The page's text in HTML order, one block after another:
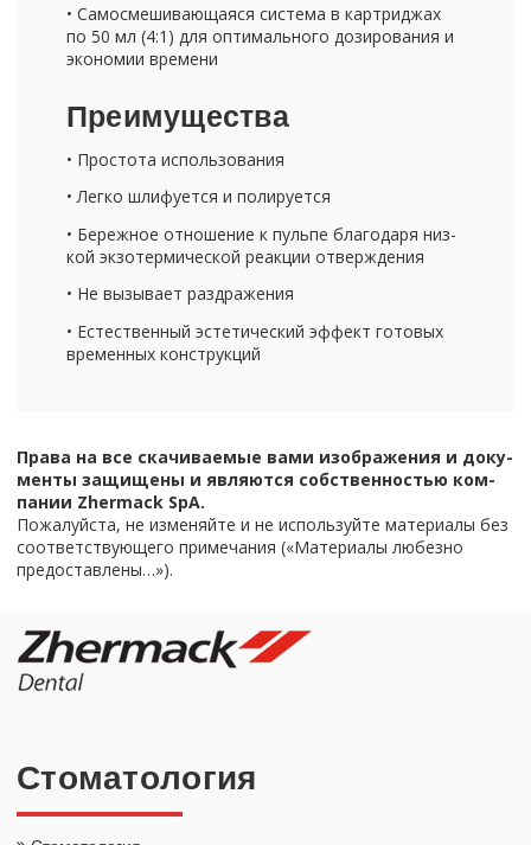
• Са­мо­сме­ши­ва­ю­ща­я­ся си­сте­ма в кар­три­джах
по 50 мл (4:1) для оп­ти­маль­но­го до­зи­ро­ва­ния и
эко­но­мии вре­ме­ни
Пре­иму­ще­ства
• Про­сто­та ис­поль­зо­ва­ния
• Легко шли­фу­ет­ся и по­ли­ру­ет­ся
• Бе­реж­ное от­но­ше­ние к пуль­пе бла­го­да­ря низ­
кой эк­зо­тер­ми­че­ской ре­ак­ции от­вер­жде­ния
• Не вы­зы­ва­ет раз­дра­же­ния
• Есте­ствен­ный эс­те­ти­че­ский эф­фект го­то­вых
вре­мен­ных кон­струк­ций
Права на все ска­чи­ва­е­мые вами изоб­ра­же­ния и до­ку­
мен­ты за­щи­ще­ны и яв­ля­ют­ся соб­ствен­но­стью ком­
па­нии Zhermack SpA.
По­жа­луй­ста, не из­ме­няй­те и не ис­поль­зуй­те ма­те­ри­а­лы без
со­от­вет­ству­ю­ще­го при­ме­ча­ния («Ма­те­ри­а­лы лю­без­но
предо­став­ле­ны…»).
Сто­ма­то­ло­гия